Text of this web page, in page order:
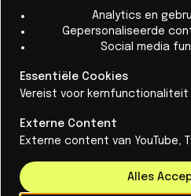
Voor Hans de Penning
Analytics en
Gepersonaliseerde
Social media
Essentiële Cookies
Vereist voor kernfunctionaliteit
Externe Content
Externe content van YouTube,
Alles